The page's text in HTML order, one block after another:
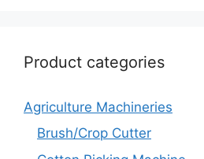
Product categories
Agriculture Machineries
Brush/Crop Cutter